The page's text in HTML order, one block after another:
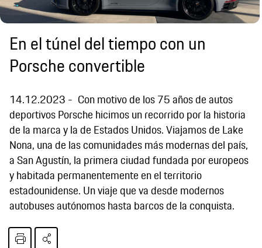
En el túnel del tiempo con un
Porsche convertible
14.12.2023
Con motivo de los 75 años de autos
deportivos Porsche hicimos un recorrido por la historia
de la marca y la de Estados Unidos. Viajamos de Lake
Nona, una de las comunidades más modernas del país,
a San Agustín, la primera ciudad fundada por europeos
y habitada permanentemente en el territorio
estadounidense. Un viaje que va desde modernos
autobuses autónomos hasta barcos de la conquista.